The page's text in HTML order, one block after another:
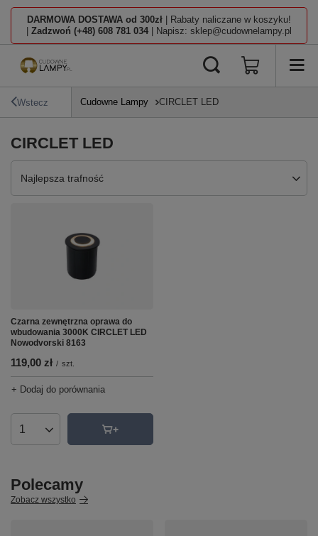
DARMOWA DOSTAWA od 300zł | Rabaty naliczane w koszyku!
Zadzwoń (+48) 608 781 034 | Napisz: sklep@cudownelampy.pl
Wstecz Cudowne Lampy CIRCLET LED
CIRCLET LED
Zmień sortowanie
Najlepsza trafność
Czarna zewnętrzna oprawa do
wbudowania 3000K CIRCLET LED
Nowodvorski 8163
119,00 zł / szt.
+ Dodaj do porównania
Ilość produktów
Polecamy
Zobacz wszystko